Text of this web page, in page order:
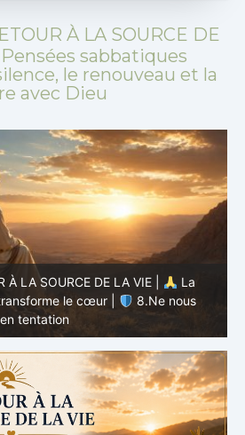
À LA SOURCE DE
sabbatiques
le renouveau et la
avec Dieu
À LA SOURCE DE LA VIE |
La
le cœur |
7.Comme
aussi à ceux qui nous ont